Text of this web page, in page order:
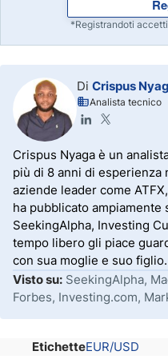
*Registrandoti
Di Crispus
Analista tecnico
Crispus Nyaga è un
più di 8 anni di esperienza
aziende leader come
ha pubblicato ampiamente
SeekingAlpha, Investing
tempo libero gli piace
con sua moglie e suo figlio.
Visto su: SeekingAlpha,
Forbes, Investing.com,
EtichetteEUR/USD